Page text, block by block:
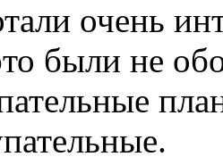
очень
были не